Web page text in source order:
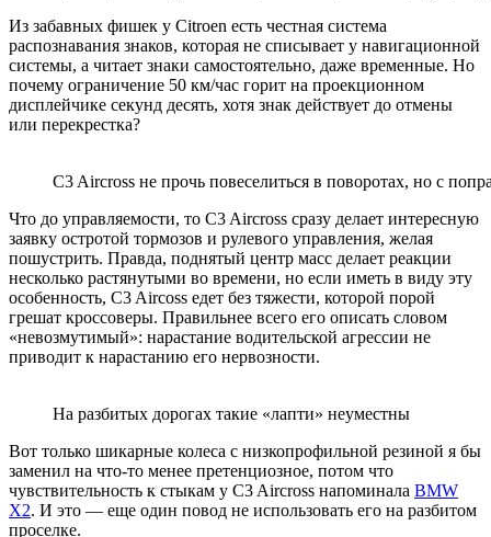
Из забавных фишек у Citroen есть честная система
распознавания знаков, которая не списывает у навигационной
системы, а читает знаки самостоятельно, даже временные. Но
почему ограничение 50 км/час горит на проекционном
дисплейчике секунд десять, хотя знак действует до отмены
или перекрестка?
C3 Aircross не прочь повеселиться в поворотах, но с
Что до управляемости, то C3 Aircross сразу делает интересную
заявку остротой тормозов и рулевого управления, желая
пошустрить. Правда, поднятый центр масс делает реакции
несколько растянутыми во времени, но если иметь в виду эту
особенность, C3 Aircoss едет без тяжести, которой порой
грешат кроссоверы. Правильнее всего его описать словом
«невозмутимый»: нарастание водительской агрессии не
приводит к нарастанию его нервозности.
На разбитых дорогах такие «лапти» неуместны
Вот только шикарные колеса с низкопрофильной резиной я бы
заменил на что-то менее претенциозное, потом что
чувствительность к стыкам у C3 Aircross напоминала BMW
X2. И это — еще один повод не использовать его на разбитом
проселке.